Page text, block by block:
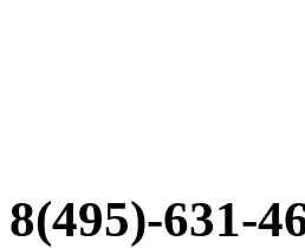
8(495)-631-